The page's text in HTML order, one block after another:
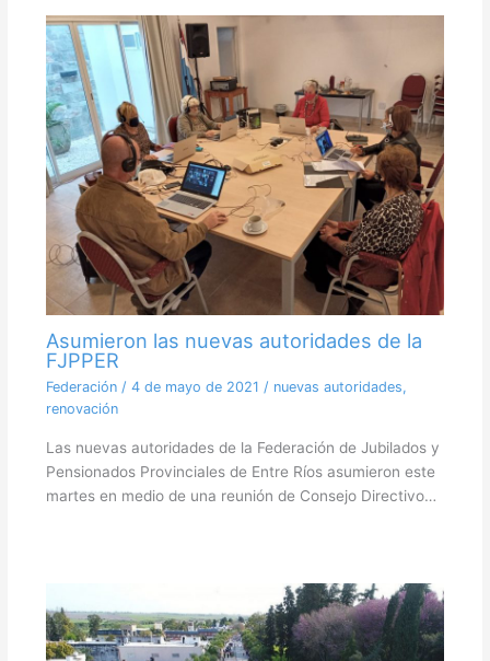
Asumieron las nuevas autoridades de la
FJPPER
Federación/ 4 de mayo de 2021 / nuevas autoridades,
renovación
Las nuevas autoridades de la Federación de Jubilados y
Pensionados Provinciales de Entre Ríos asumieron este
martes en medio de una reunión de Consejo Directivo…